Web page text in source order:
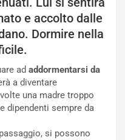
e accolto dalle
Dormire nella
ad addormentarsi da
a diventare
una madre troppo
dipendenti sempre da
si possono